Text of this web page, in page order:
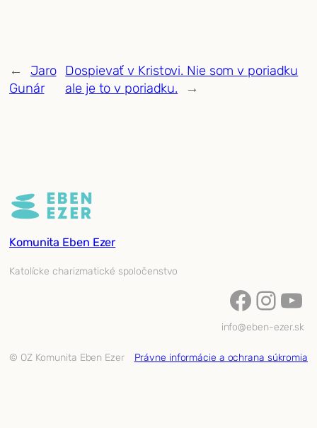
←
Jaro
Gunár
Dospievať v Kristovi. Nie som v poriadku
ale je to v poriadku.
→
Komunita Eben Ezer
Katolícke charizmatické spoločenstvo
Facebook InstagramYouTube
info@eben-ezer.sk
© OZ Komunita Eben Ezer Právne informácie a ochrana súkromia